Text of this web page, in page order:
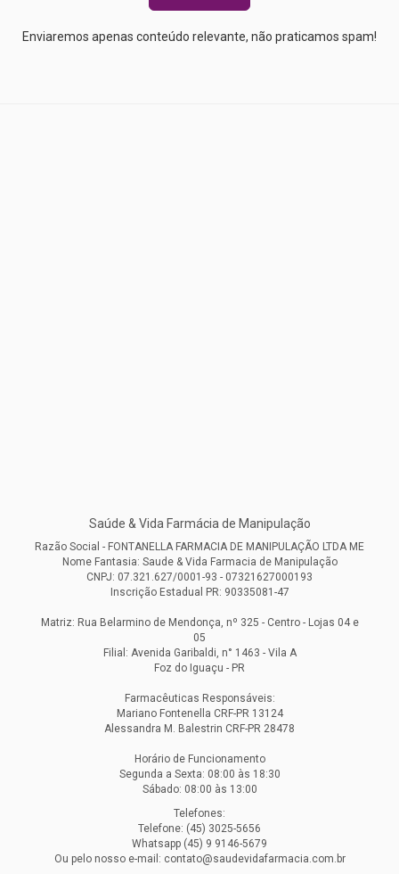
Enviaremos apenas conteúdo relevante, não praticamos spam!
Saúde & Vida Farmácia de Manipulação
Razão Social - FONTANELLA FARMACIA DE MANIPULAÇÃO LTDA ME
Nome Fantasia: Saude & Vida Farmacia de Manipulação
CNPJ: 07.321.627/0001-93 - 07321627000193
Inscrição Estadual PR: 90335081-47
Matriz: Rua Belarmino de Mendonça, nº 325 - Centro - Lojas 04 e
05
Filial: Avenida Garibaldi, n° 1463 - Vila A
Foz do Iguaçu - PR
Farmacêuticas Responsáveis:
Mariano Fontenella CRF-PR 13124
Alessandra M. Balestrin CRF-PR 28478
Horário de Funcionamento
Segunda a Sexta: 08:00 às 18:30
Sábado: 08:00 às 13:00
Telefones:
Telefone: (45) 3025-5656
Whatsapp (45) 9 9146-5679
Ou pelo nosso e-mail: contato@saudevidafarmacia.com.br